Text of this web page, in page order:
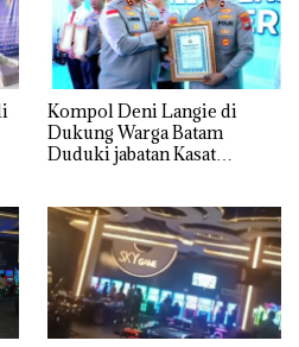
Kompol Deni Langie di
Dukung Warga Batam
Duduki jabatan Kasat